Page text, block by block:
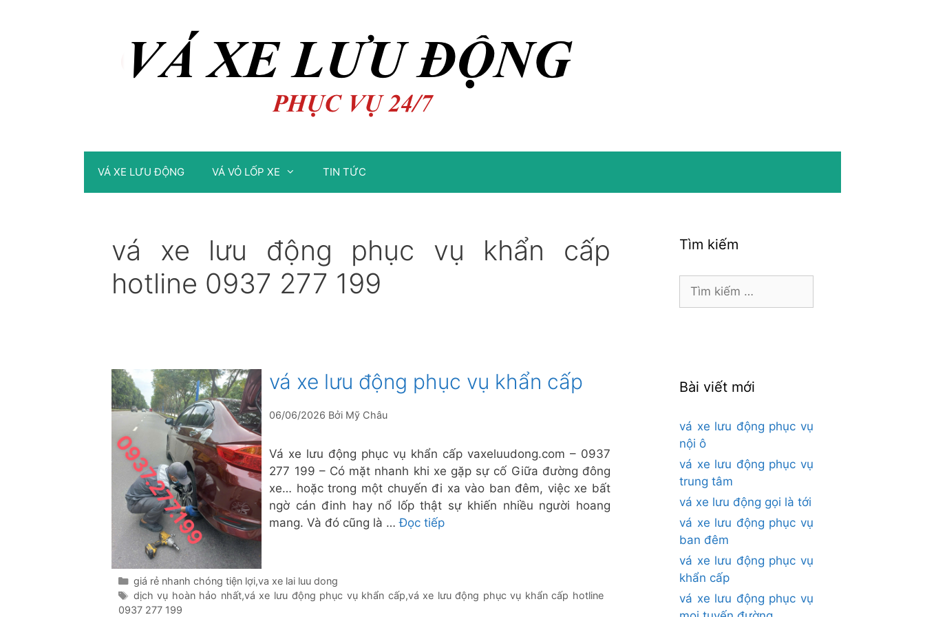
VÁ XE LƯU ĐỘNG VÁ VỎ LỐP XE TIN TỨC
vá xe lưu động phục vụ khẩn cấp
hotline 0937 277 199
vá xe lưu động phục vụ khẩn cấp
06/06/2026 Bởi Mỹ Châu
Vá xe lưu động phục vụ khẩn cấp vaxeluudong.com – 0937
277 199 – Có mặt nhanh khi xe gặp sự cố Giữa đường đông
xe… hoặc trong một chuyến đi xa vào ban đêm, việc xe bất
ngờ cán đinh hay nổ lốp thật sự khiến nhiều người hoang
mang. Và đó cũng là …Đọc tiếp
Danh
mục
giá rẻ nhanh chóng tiện lợi,va xe lai luu dong
Thẻ
dịch vụ hoàn hảo nhất,vá xe lưu động phục vụ khẩn cấp,vá xe lưu động phục vụ khẩn cấp hotline
0937 277 199
Tìm kiếm
Tìm
Bài viết mới
vá xe lưu động phục vụ
nội ô
vá xe lưu động phục vụ
trung tâm
vá xe lưu động gọi là tới
vá xe lưu động phục vụ
ban đêm
vá xe lưu động phục vụ
khẩn cấp
vá xe lưu động phục vụ